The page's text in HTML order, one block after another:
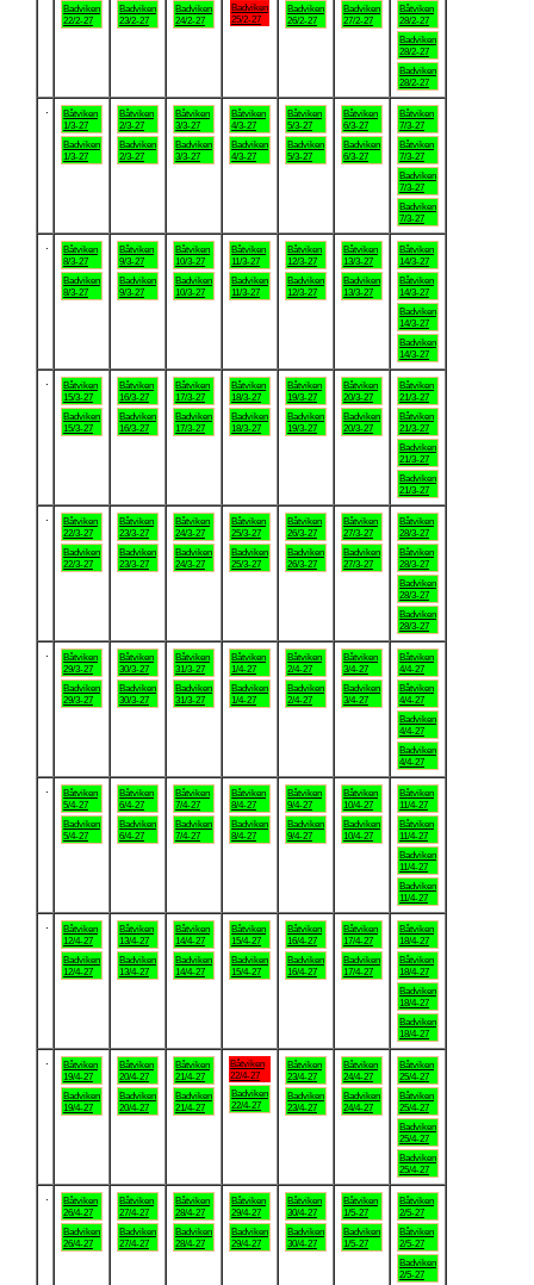
Badviken
22/2-27
Badviken
23/2-27
Badviken
24/2-27
Badviken
25/2-27
Badviken
26/2-27
Badviken
27/2-27
Båtviken
28/2-27
Badviken
28/2-27
Badviken
28/2-27
Båtviken
1/3-27
Badviken
1/3-27
Båtviken
2/3-27
Badviken
2/3-27
Båtviken
3/3-27
Badviken
3/3-27
Båtviken
4/3-27
Badviken
4/3-27
Båtviken
5/3-27
Badviken
5/3-27
Båtviken
6/3-27
Badviken
6/3-27
Båtviken
7/3-27
Båtviken
7/3-27
Badviken
7/3-27
Badviken
7/3-27
Båtviken
8/3-27
Badviken
8/3-27
Båtviken
9/3-27
Badviken
9/3-27
Båtviken
10/3-27
Badviken
10/3-27
Båtviken
11/3-27
Badviken
11/3-27
Båtviken
12/3-27
Badviken
12/3-27
Båtviken
13/3-27
Badviken
13/3-27
Båtviken
14/3-27
Båtviken
14/3-27
Badviken
14/3-27
Badviken
14/3-27
Båtviken
15/3-27
Badviken
15/3-27
Båtviken
16/3-27
Badviken
16/3-27
Båtviken
17/3-27
Badviken
17/3-27
Båtviken
18/3-27
Badviken
18/3-27
Båtviken
19/3-27
Badviken
19/3-27
Båtviken
20/3-27
Badviken
20/3-27
Båtviken
21/3-27
Båtviken
21/3-27
Badviken
21/3-27
Badviken
21/3-27
Båtviken
22/3-27
Badviken
22/3-27
Båtviken
23/3-27
Badviken
23/3-27
Båtviken
24/3-27
Badviken
24/3-27
Båtviken
25/3-27
Badviken
25/3-27
Båtviken
26/3-27
Badviken
26/3-27
Båtviken
27/3-27
Badviken
27/3-27
Båtviken
28/3-27
Båtviken
28/3-27
Badviken
28/3-27
Badviken
28/3-27
Båtviken
29/3-27
Badviken
29/3-27
Båtviken
30/3-27
Badviken
30/3-27
Båtviken
31/3-27
Badviken
31/3-27
Båtviken
1/4-27
Badviken
1/4-27
Båtviken
2/4-27
Badviken
2/4-27
Båtviken
3/4-27
Badviken
3/4-27
Båtviken
4/4-27
Båtviken
4/4-27
Badviken
4/4-27
Badviken
4/4-27
Båtviken
5/4-27
Badviken
5/4-27
Båtviken
6/4-27
Badviken
6/4-27
Båtviken
7/4-27
Badviken
7/4-27
Båtviken
8/4-27
Badviken
8/4-27
Båtviken
9/4-27
Badviken
9/4-27
Båtviken
10/4-27
Badviken
10/4-27
Båtviken
11/4-27
Båtviken
11/4-27
Badviken
11/4-27
Badviken
11/4-27
Båtviken
12/4-27
Badviken
12/4-27
Båtviken
13/4-27
Badviken
13/4-27
Båtviken
14/4-27
Badviken
14/4-27
Båtviken
15/4-27
Badviken
15/4-27
Båtviken
16/4-27
Badviken
16/4-27
Båtviken
17/4-27
Badviken
17/4-27
Båtviken
18/4-27
Båtviken
18/4-27
Badviken
18/4-27
Badviken
18/4-27
Båtviken
19/4-27
Badviken
19/4-27
Båtviken
20/4-27
Badviken
20/4-27
Båtviken
21/4-27
Badviken
21/4-27
Båtviken
22/4-27
Badviken
22/4-27
Båtviken
23/4-27
Badviken
23/4-27
Båtviken
24/4-27
Badviken
24/4-27
Båtviken
25/4-27
Båtviken
25/4-27
Badviken
25/4-27
Badviken
25/4-27
Båtviken
26/4-27
Badviken
26/4-27
Båtviken
27/4-27
Badviken
27/4-27
Båtviken
28/4-27
Badviken
28/4-27
Båtviken
29/4-27
Badviken
29/4-27
Båtviken
30/4-27
Badviken
30/4-27
Båtviken
1/5-27
Badviken
1/5-27
Båtviken
2/5-27
Båtviken
2/5-27
Badviken
2/5-27